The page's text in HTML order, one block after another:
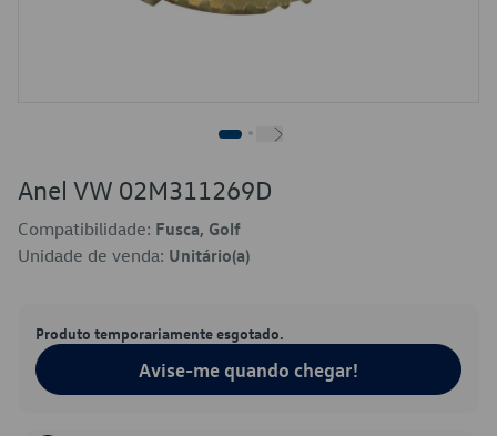
Anel VW 02M311269D
Compatibilidade: Fusca, Golf
Unidade de venda: Unitário(a)
Produto temporariamente esgotado.
Avise-me quando chegar!